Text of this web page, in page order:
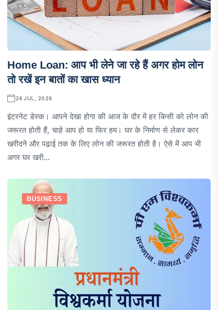
Home Loan: आप भी लेने जा रहे हैं अगर होम लोन
तो रखें इन बातों का खास ध्यान
24 JUL, 2026
इंटरनेट डेस्क। आपने देखा होगा की आज के दौर में हर किसी को लोन की
जरूरत होती हैं, चाहे आप हो या फिर हम। घर के निर्माण से लेकर कार
खरीदने और पढ़ाई तक के लिए लोन की जरूरत होती है। ऐसे में आप भी
अगर घर खरी...
BUSINESS